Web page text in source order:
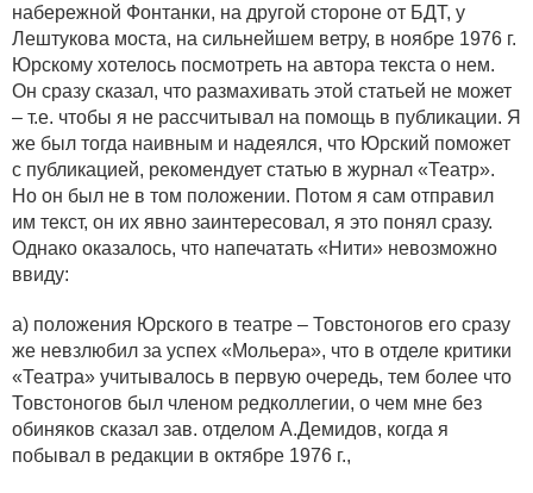
набережной Фонтанки, на другой стороне от БДТ, у
Лештукова моста, на сильнейшем ветру, в ноябре 1976 г.
Юрскому хотелось посмотреть на автора текста о нем.
Он сразу сказал, что размахивать этой статьей не может
– т.е. чтобы я не рассчитывал на помощь в публикации. Я
же был тогда наивным и надеялся, что Юрский поможет
с публикацией, рекомендует статью в журнал «Театр».
Но он был не в том положении. Потом я сам отправил
им текст, он их явно заинтересовал, я это понял сразу.
Однако оказалось, что напечатать «Нити» невозможно
ввиду:
а) положения Юрского в театре – Товстоногов его сразу
же невзлюбил за успех «Мольера», что в отделе критики
«Театра» учитывалось в первую очередь, тем более что
Товстоногов был членом редколлегии, о чем мне без
обиняков сказал зав. отделом А.Демидов, когда я
побывал в редакции в октябре 1976 г.,